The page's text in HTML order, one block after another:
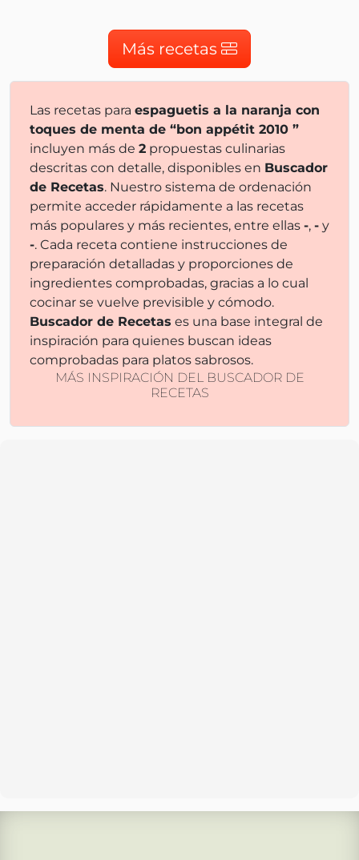
Más recetas
Las recetas para espaguetis a la naranja con
toques de menta de “bon appétit 2010 ”
incluyen más de 2 propuestas culinarias
descritas con detalle, disponibles en Buscador
de Recetas. Nuestro sistema de ordenación
permite acceder rápidamente a las recetas
más populares y más recientes, entre ellas -, - y
-. Cada receta contiene instrucciones de
preparación detalladas y proporciones de
ingredientes comprobadas, gracias a lo cual
cocinar se vuelve previsible y cómodo.
Buscador de Recetas es una base integral de
inspiración para quienes buscan ideas
comprobadas para platos sabrosos.
MÁS INSPIRACIÓN DEL BUSCADOR DE
RECETAS